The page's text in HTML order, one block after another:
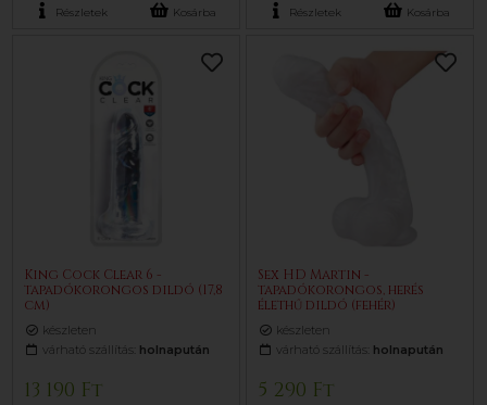
Részletek Kosárba Részletek Kosárba
King Cock Clear 6 -
tapadókorongos dildó (17,8
cm)
készleten
várható szállítás: holnapután
13 190 Ft
Sex HD Martin -
tapadókorongos, herés
élethű dildó (fehér)
készleten
várható szállítás: holnapután
5 290 Ft